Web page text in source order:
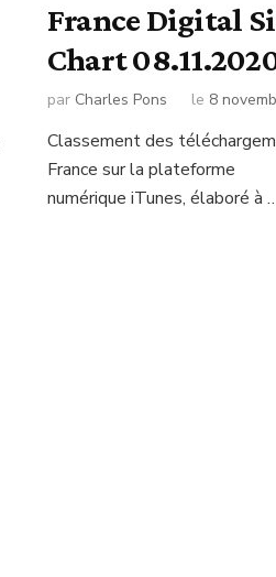
France Digital
Chart
par Charles Pons le 8
Classement des
France sur la plateforme
numérique iTunes, élaboré à